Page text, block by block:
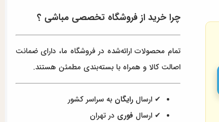
چرا خرید از فروشگاه تخصصی مباشی ؟
تمام محصولات ارائه‌شده در فروشگاه ما، دارای ضمانت
اصالت کالا و همراه با بسته‌بندی مطمئن هستند.
✔ ارسالرایگان به سراسر کشور
✔ ارسال فوری در تهران